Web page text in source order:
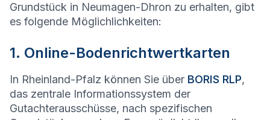
Grundstück in Neumagen-Dhron zu erhalten, gibt
es folgende Möglichlichkeiten:
1. Online-Bodenrichtwertkarten
In Rheinland-Pfalz können Sie über BORIS RLP,
das zentrale Informationssystem der
Gutachterausschüsse, nach spezifischen